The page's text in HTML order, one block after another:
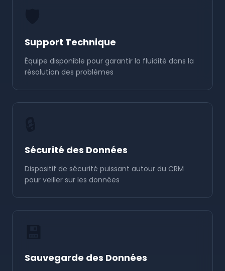
Support Technique
Équipe disponible pour garantir la fluidité dans la
résolution des problèmes
Sécurité des Données
Dispositif de sécurité puissant autour du CRM
pour veiller sur les données
Sauvegarde des Données